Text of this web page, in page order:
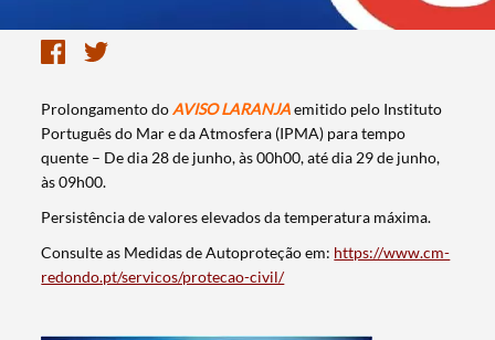
Prolongamento doAVISO LARANJAemitido pelo Instituto
Português do Mar e da Atmosfera (IPMA) para tempo
quente – De dia 28 de junho, às 00h00, até dia 29 de junho,
às 09h00.
Persistência de valores elevados da temperatura máxima.
Consulte as Medidas de Autoproteção em: https://www.cm-
redondo.pt/servicos/protecao-civil/